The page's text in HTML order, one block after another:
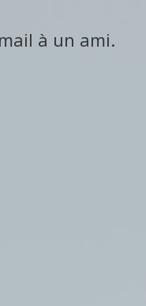
à un ami.